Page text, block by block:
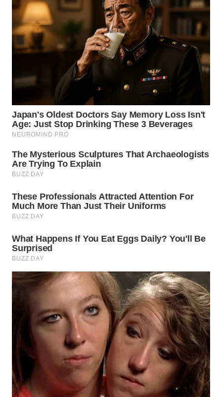
WN DELI
SERDANG
WN
TEBING
PAKPAK
WN
KARAWANG
WN
BEKASI
WN
BOGOR
WN
DEPOK
WN
TAPANULI
SAMOSIR
WN
LAWAS